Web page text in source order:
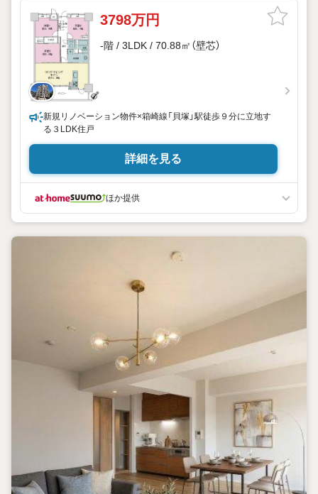
3798万円
-階 / 3LDK / 70.88㎡（壁芯）
新規リノベーション物件×箱崎線「貝塚」駅徒歩９分に立地す
る３LDK住戸
詳細を見る
ほか提供